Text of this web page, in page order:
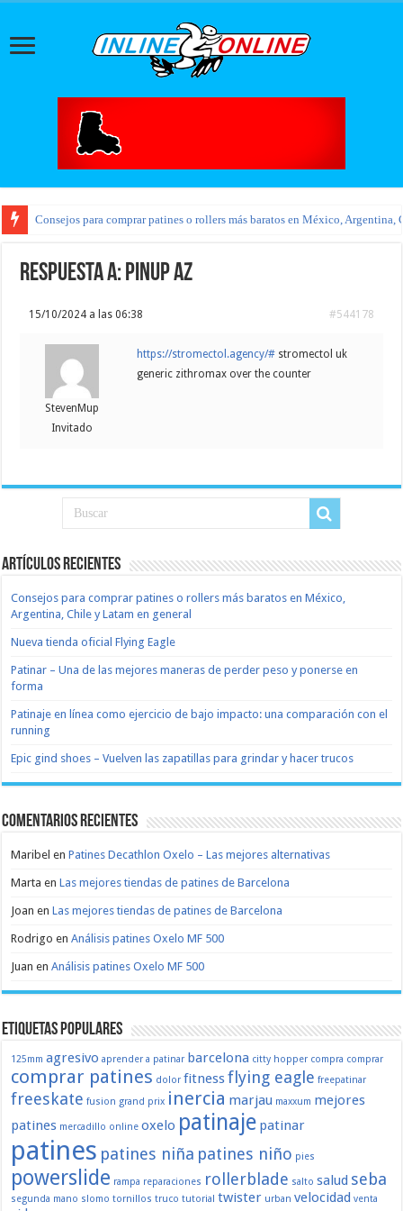
Consejos para comprar patines o rollers más baratos en México, Argentina,
Respuesta a: pinup az
15/10/2024 a las 06:38 #544178
StevenMup
Invitado
https://stromectol.agency/# stromectol uk
generic zithromax over the counter
Artículos recientes
Consejos para comprar patines o rollers más baratos en México,
Argentina, Chile y Latam en general
Nueva tienda oficial Flying Eagle
Patinar – Una de las mejores maneras de perder peso y ponerse en
forma
Patinaje en línea como ejercicio de bajo impacto: una comparación con el
running
Epic gind shoes – Vuelven las zapatillas para grindar y hacer trucos
Comentarios recientes
Maribel enPatines Decathlon Oxelo – Las mejores alternativas
Marta enLas mejores tiendas de patines de Barcelona
Joan enLas mejores tiendas de patines de Barcelona
Rodrigo enAnálisis patines Oxelo MF 500
Juan enAnálisis patines Oxelo MF 500
Etiquetas populares
125mm agresivo aprender a patinar barcelona citty hopper compra comprar
comprar patines dolor fitnessflying eagle freepatinar
freeskate fusion grand prix inercia marjau maxxum mejores
patines mercadillo online oxelo patinaje patinar
patines patines niña patines niño pies
powerslide rampa reparaciones rollerblade salto salud seba
segunda mano slomo tornillos truco tutorial twister urban velocidad venta